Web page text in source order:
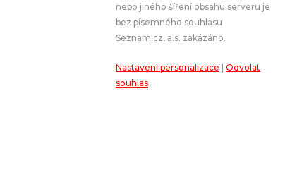
SOUTĚŽE
nebo jiného šíření obsahu serveru je
bez písemného souhlasu
Seznam.cz, a.s. zakázáno.
Nastavení personalizace
Odvolat
souhlas